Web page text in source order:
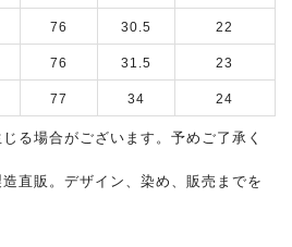
76 30.5 22
76 31.5 23
77 34 24
る場合がございます。予めご了承く
直販。デザイン、染め、販売までを